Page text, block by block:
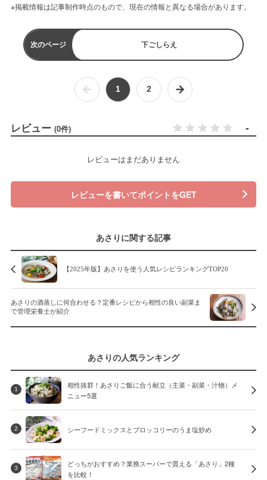
※掲載情報は記事制作時点のもので、現在の情報と異なる場合があります。
次のページ 下ごしらえ
1 2
レビュー (0件) -
レビューはまだありません
レビューを書いてポイントをGET
あさりに関する記事
【2025年版】あさりを使う人気レシピランキングTOP20
あさりの酒蒸しに何合わせる？定番レシピから相性の良い副菜ま
で管理栄養士が紹介
あさりの人気ランキング
1
相性抜群！あさりご飯に合う献立（主菜・副菜・汁物）メ
ニュー5選
2 シーフードミックスとブロッコリーのうま塩炒め
3
どっちがおすすめ？業務スーパーで賈える「あさり」2種
を比較！